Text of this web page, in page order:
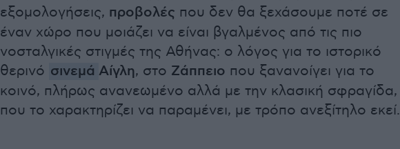
εξομολογήσεις, προβολές που δεν θα ξεχάσουμε ποτέ σε
έναν χώρο που μοιάζει να είναι βγαλμένος από τις πιο
νοσταλγικές στιγμές της Αθήνας: ο λόγος για το ιστορικό
θερινό σινεμά Αίγλη, στο Ζάππειο που ξανανοίγει για το
κοινό, πλήρως ανανεωμένο αλλά με την κλασική σφραγίδα,
που το χαρακτηρίζει να παραμένει, με τρόπο ανεξίτηλο εκεί.